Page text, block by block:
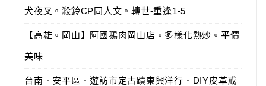
犬夜叉。殺鈴CP同人文。轉世-重逢1-5
【高雄。岡山】阿國鵝肉岡山店。多樣化熱炒。平價
美味
台南．安平區．遊訪市定古蹟東興洋行．DIY皮革戒